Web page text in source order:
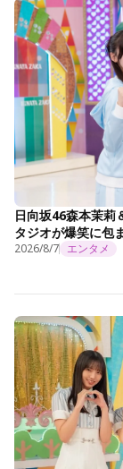
日向坂46森本茉莉
タジオが爆笑に包
2026/8/7 エンタメ